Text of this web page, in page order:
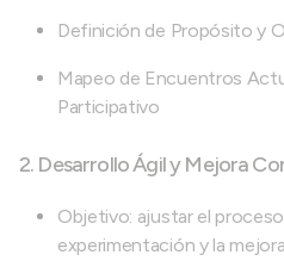
Definición de Propósito y
Mapeo de Encuentros
Participativo
2. Desarrollo Ágil y Mejora
Objetivo: ajustar el
experimentación y la